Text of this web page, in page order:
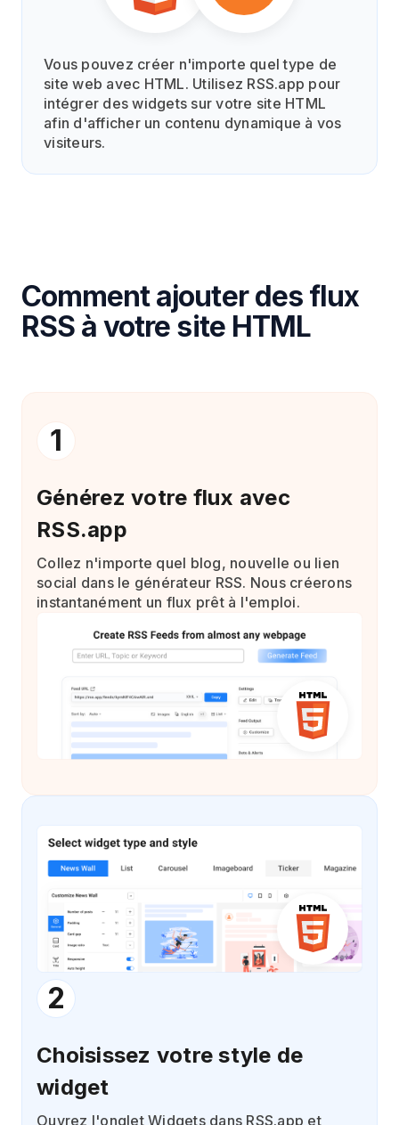
Vous pouvez créer n'importe quel type de
site web avec HTML. Utilisez RSS.app pour
intégrer des widgets sur votre site HTML
afin d'afficher un contenu dynamique à vos
visiteurs.
Comment ajouter des flux
RSS à votre site HTML
1
Générez votre flux avec
RSS.app
Collez n'importe quel blog, nouvelle ou lien
social dans le générateur RSS. Nous créerons
instantanément un flux prêt à l'emploi.
2
Choisissez votre style de
widget
Ouvrez l'onglet Widgets dans RSS.app et